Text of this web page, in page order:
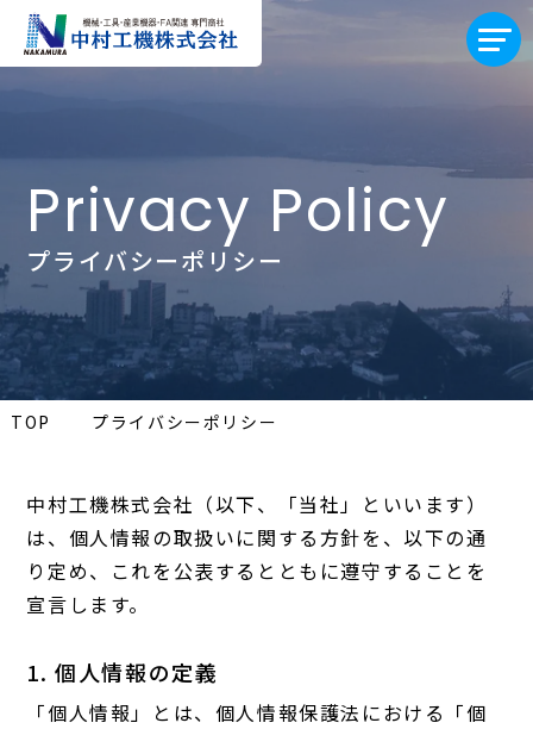
Privacy Policy
プライバシーポリシー
TOP プライバシーポリシー
中村工機株式会社（以下、「当社」といいます）
は、個人情報の取扱いに関する方針を、以下の通
り定め、これを公表するとともに遵守することを
宣言します。
1. 個人情報の定義
「個人情報」とは、個人情報保護法における「個